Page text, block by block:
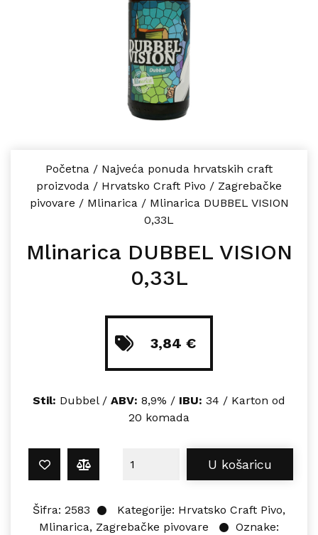
Početna / Najveća ponuda hrvatskih craft
proizvoda / Hrvatsko Craft Pivo / Zagrebačke
pivovare / Mlinarica/ Mlinarica DUBBEL VISION
0,33L
Mlinarica DUBBEL VISION
0,33L
3,84 €
Stil: Dubbel / ABV: 8,9% / IBU: 34 / Karton od
20 komada
Mlinarica DUBBEL VISION 0,33L
U košaricu
Šifra: 2583 Kategorije: Hrvatsko Craft Pivo,
Mlinarica, Zagrebačke pivovare
Oznake: